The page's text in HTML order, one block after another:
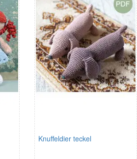
Knuffeldier teckel